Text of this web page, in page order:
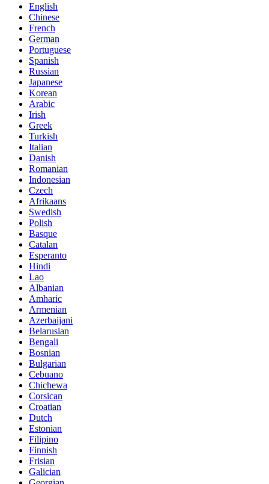
English
Chinese
French
German
Portuguese
Spanish
Russian
Japanese
Korean
Arabic
Irish
Greek
Turkish
Italian
Danish
Romanian
Indonesian
Czech
Afrikaans
Swedish
Polish
Basque
Catalan
Esperanto
Hindi
Lao
Albanian
Amharic
Armenian
Azerbaijani
Belarusian
Bengali
Bosnian
Bulgarian
Cebuano
Chichewa
Corsican
Croatian
Dutch
Estonian
Filipino
Finnish
Frisian
Galician